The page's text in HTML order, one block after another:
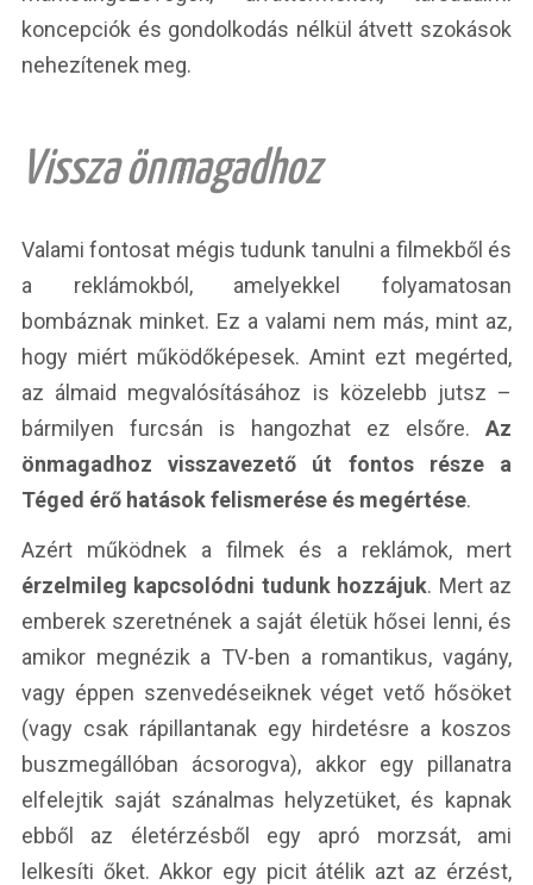
koncepciók és gondolkodás nélkül átvett szokások
nehezítenek meg.
Vissza önmagadhoz
Valami fontosat mégis tudunk tanulni a filmekből és
a reklámokból, amelyekkel folyamatosan
bombáznak minket. Ez a valami nem más, mint az,
hogy miért működőképesek. Amint ezt megérted,
az álmaid megvalósításához is közelebb jutsz –
bármilyen furcsán is hangozhat ez elsőre. Az
önmagadhoz visszavezető út fontos része a
Téged érő hatások felismerése és megértése.
Azért működnek a filmek és a reklámok, mert
érzelmileg kapcsolódni tudunk hozzájuk. Mert az
emberek szeretnének a saját életük hősei lenni, és
amikor megnézik a TV-ben a romantikus, vagány,
vagy éppen szenvedéseiknek véget vető hősöket
(vagy csak rápillantanak egy hirdetésre a koszos
buszmegállóban ácsorogva), akkor egy pillanatra
elfelejtik saját szánalmas helyzetüket, és kapnak
ebből az életérzésből egy apró morzsát, ami
lelkesíti őket. Akkor egy picit átélik azt az érzést,